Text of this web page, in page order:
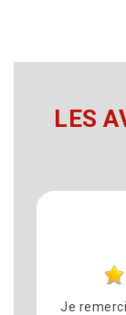
LES
Fuite toiture
les reparation